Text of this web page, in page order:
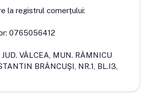
la registrul comerțului:
0765056412
JUD. VÂLCEA, MUN. RÂMNICU
BRÂNCUŞI, NR.1, BL.I3,